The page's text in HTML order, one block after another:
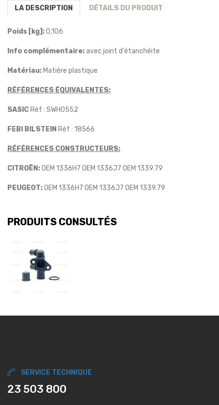
LA DESCRIPTION DÉTAILS DU PRODUIT
Poids [kg]:0,106
Info complémentaire:avec joint d'étanchéite
Matériau: Matière plastique
RÉFÉRENCES ÉQUIVALENTES:
SASIC Réf : SWH0552
FEBI BILSTEIN Réf : 18566
RÉFÉRENCES CONSTRUCTEURS:
CITROËN:OEM 1336H7 OEM 1336J7 OEM 1339.79
PEUGEOT:OEM 1336H7 OEM 1336J7 OEM 1339.79
PRODUITS CONSULTÉS
SERVICE TECHNIQUE
23 503 800